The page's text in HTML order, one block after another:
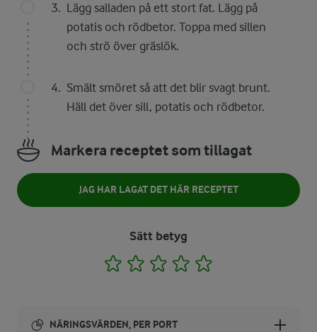
Lägg salladen på ett stort fat. Lägg på
potatis och rödbetor. Toppa med sillen
och strö över gräslök.
Smält smöret så att det blir svagt brunt.
Häll det över sill, potatis och rödbetor.
Markera receptet som tillagat
JAG HAR LAGAT DET HÄR RECEPTET
Sätt betyg
1 2 3 4
NÄRINGSVÄRDEN, PER PORT